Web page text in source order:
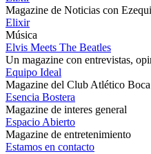
Magazine de Noticias con
Elixir
Música
Elvis Meets The Beatles
Un magazine con entrevistas,
Equipo Ideal
Magazine del Club Atlético
Esencia Bostera
Magazine de interes general
Espacio Abierto
Magazine de entretenimiento
Estamos en contacto